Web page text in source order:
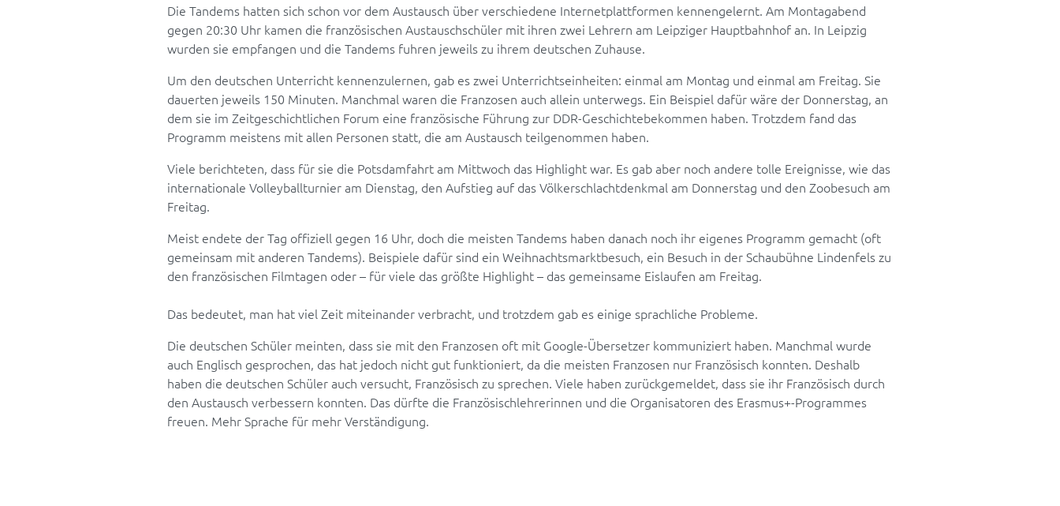
Die Tandems hatten sich schon vor dem Austausch über verschiedene Internetplattformen kennengelernt. Am Montagabend
gegen 20:30 Uhr kamen die französischen Austauschschüler mit ihren zwei Lehrern am Leipziger Hauptbahnhof an. In Leipzig
wurden sie empfangen und die Tandems fuhren jeweils zu ihrem deutschen Zuhause.
Um den deutschen Unterricht kennenzulernen, gab es zwei Unterrichtseinheiten: einmal am Montag und einmal am Freitag. Sie
dauerten jeweils 150 Minuten. Manchmal waren die Franzosen auch allein unterwegs. Ein Beispiel dafür wäre der Donnerstag, an
dem sie im Zeitgeschichtlichen Forum eine französische Führung zur DDR-Geschichtebekommen haben. Trotzdem fand das
Programm meistens mit allen Personen statt, die am Austausch teilgenommen haben.
Viele berichteten, dass für sie die Potsdamfahrt am Mittwoch das Highlight war. Es gab aber noch andere tolle Ereignisse, wie das
internationale Volleyballturnier am Dienstag, den Aufstieg auf das Völkerschlachtdenkmal am Donnerstag und den Zoobesuch am
Freitag.
Meist endete der Tag offiziell gegen 16 Uhr, doch die meisten Tandems haben danach noch ihr eigenes Programm gemacht (oft
gemeinsam mit anderen Tandems). Beispiele dafür sind ein Weihnachtsmarktbesuch, ein Besuch in der Schaubühne Lindenfels zu
den französischen Filmtagen oder – für viele das größte Highlight – das gemeinsame Eislaufen am Freitag.
Das bedeutet, man hat viel Zeit miteinander verbracht, und trotzdem gab es einige sprachliche Probleme.
Die deutschen Schüler meinten, dass sie mit den Franzosen oft mit Google-Übersetzer kommuniziert haben. Manchmal wurde
auch Englisch gesprochen, das hat jedoch nicht gut funktioniert, da die meisten Franzosen nur Französisch konnten. Deshalb
haben die deutschen Schüler auch versucht, Französisch zu sprechen. Viele haben zurückgemeldet, dass sie ihr Französisch durch
den Austausch verbessern konnten. Das dürfte die Französischlehrerinnen und die Organisatoren des Erasmus+-Programmes
freuen. Mehr Sprache für mehr Verständigung.